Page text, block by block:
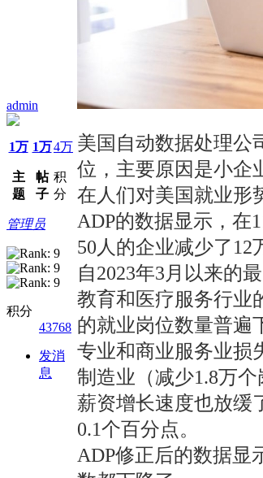
admin
1万
主
题
1万
帖
子
4万
积
分
管理员
积分
43768
发消
息
美国自动数据处理公
位，主要原因是小企
在人们对美国就业形
ADP的数据显示，在
50人的企业减少了
自2023年3月以来的最
教育和医疗服务行业
的就业岗位数量普遍
专业和商业服务业损
制造业（减少1.8万
薪资增长速度也放缓
0.1个百分点。
ADP修正后的数据显